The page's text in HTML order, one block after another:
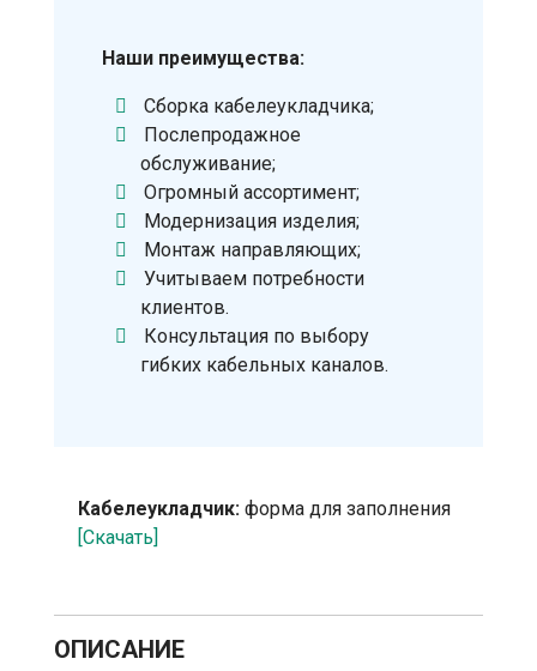
Наши преимущества:
Сборка кабелеукладчика;
Послепродажное
обслуживание;
Огромный ассортимент;
Модернизация изделия;
Монтаж направляющих;
Учитываем потребности
клиентов.
Консультация по выбору
гибких кабельных каналов.
Кабелеукладчик: форма для заполнения
[Скачать]
ОПИСАНИЕ